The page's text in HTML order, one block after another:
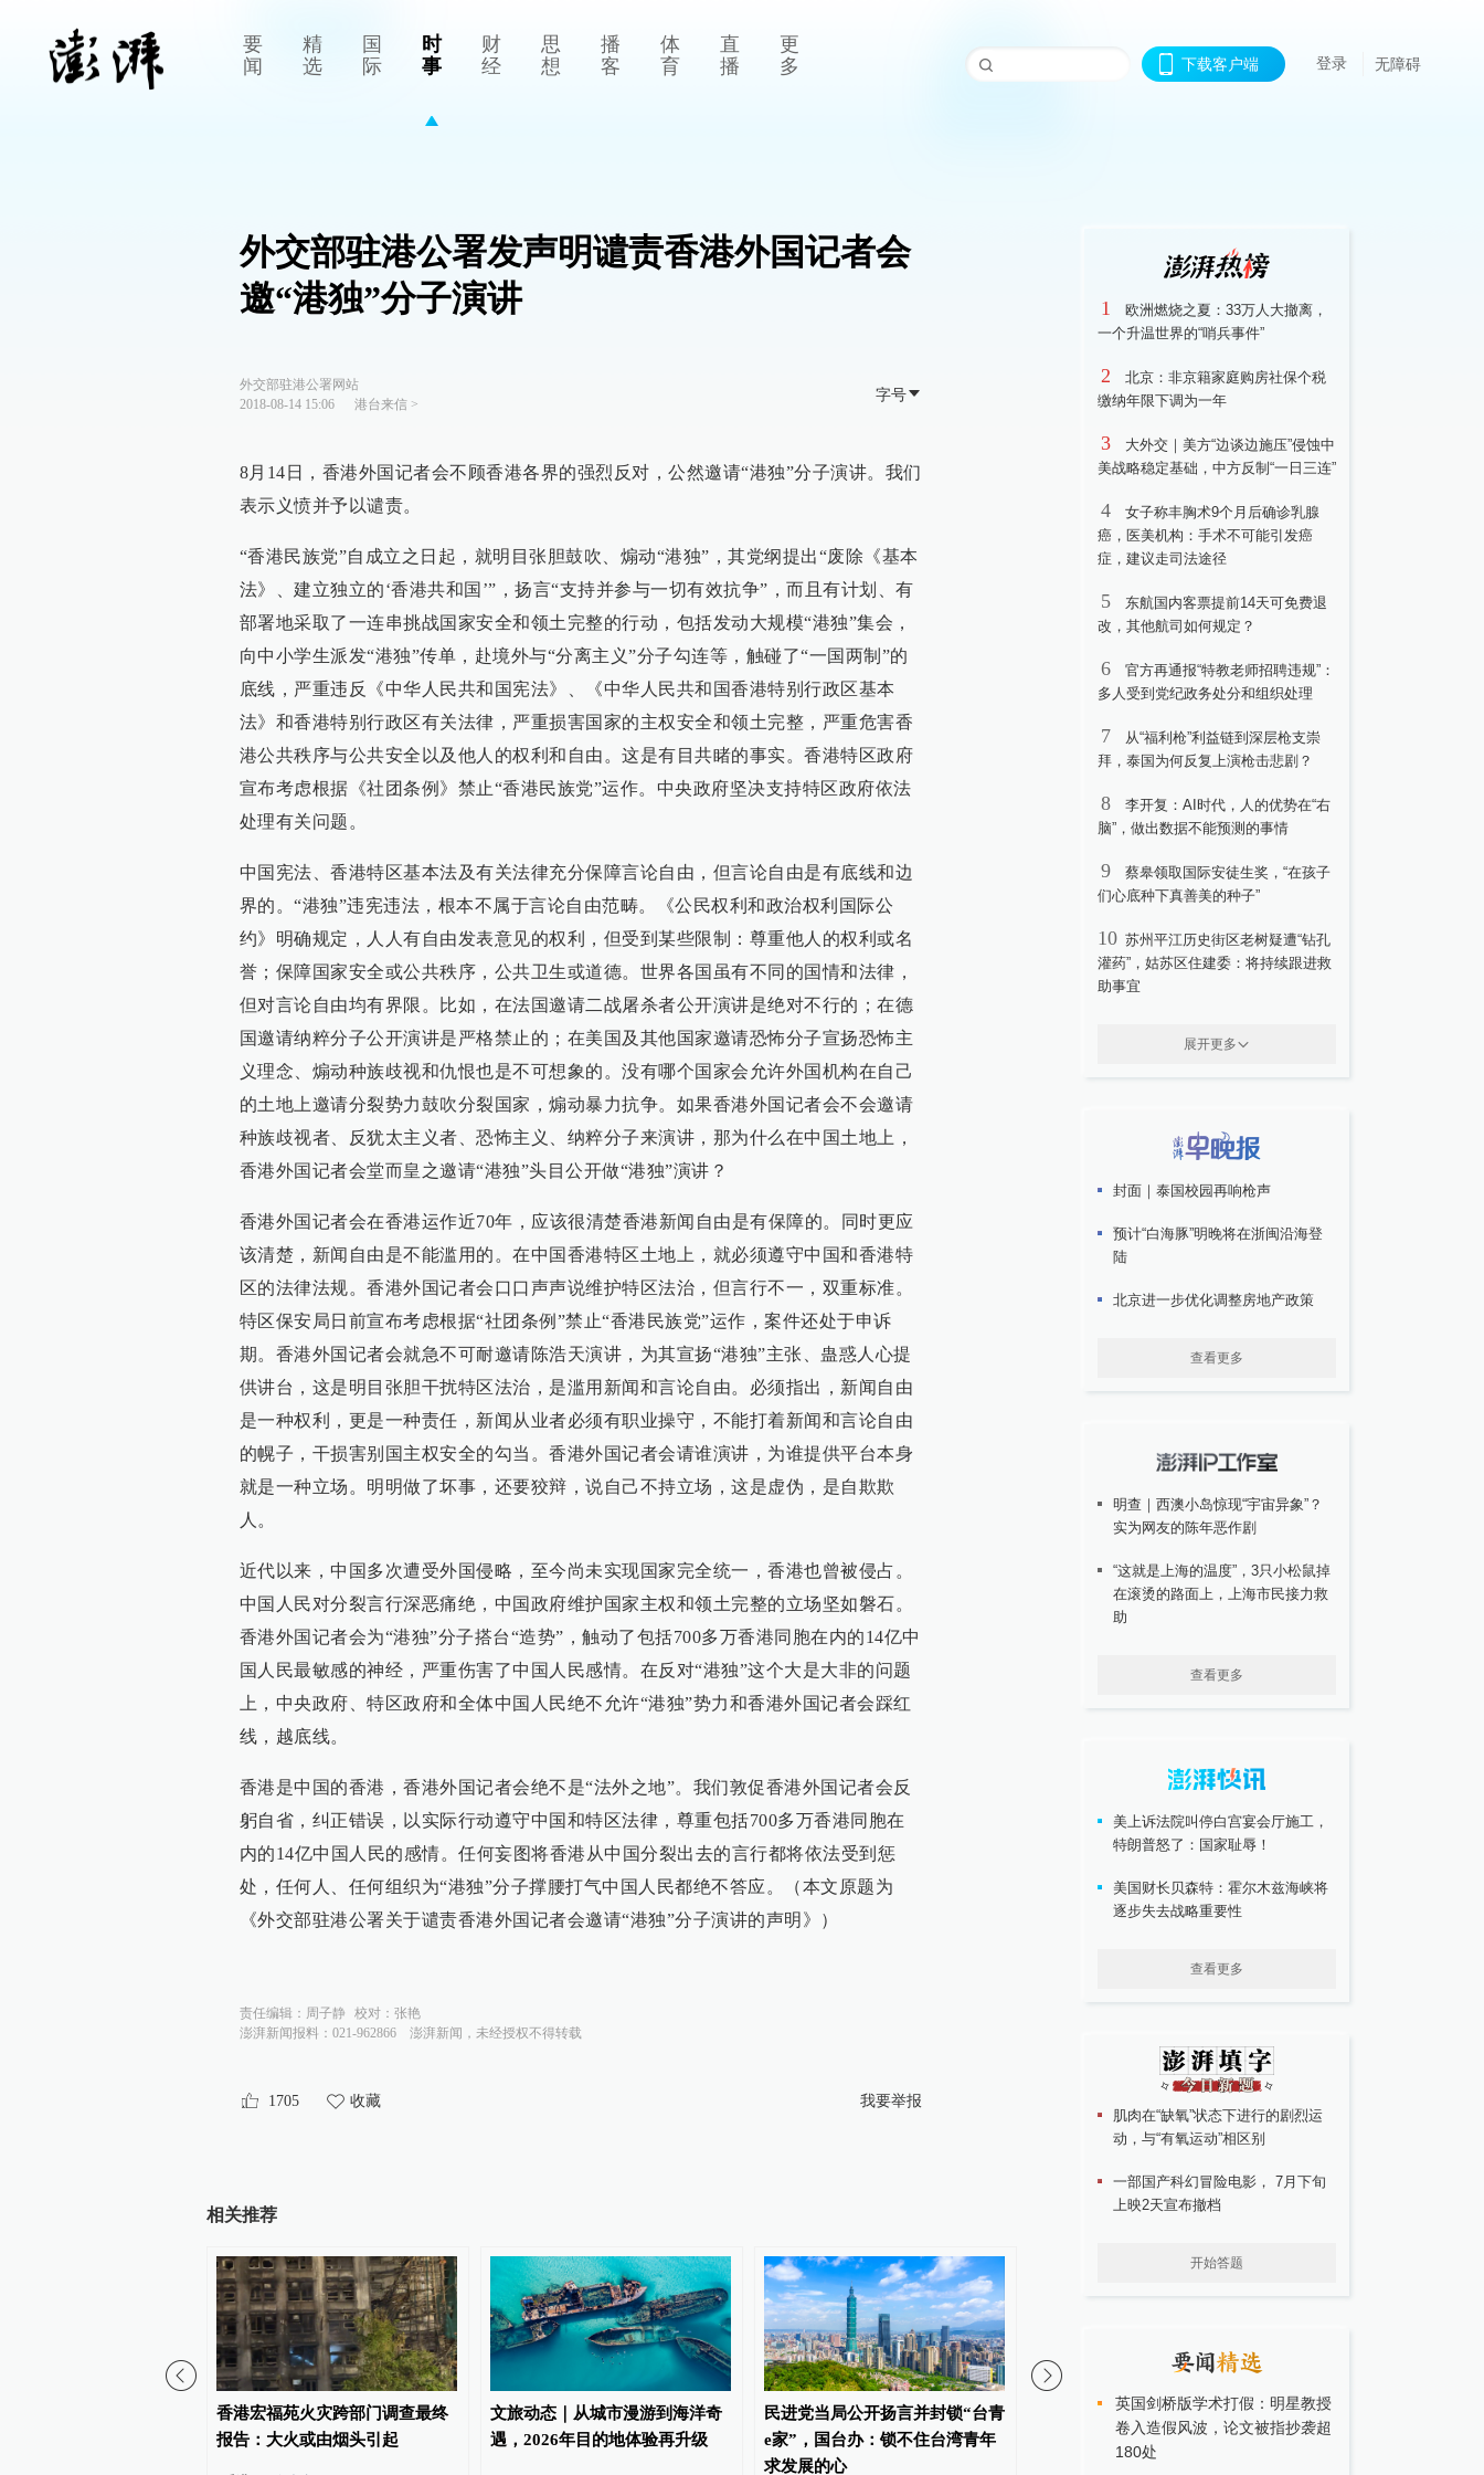
要
闻
精
选
国
际
时
事
财
经
思
想
播
客
体
育
直
播
更
多
下载客户端 登录 无障碍
外交部驻港公署发声明谴责香港外国记者会
邀“港独”分子演讲
外交部驻港公署网站
2018-08-14 15:06
港台来信>
字号
8月14日，香港外国记者会不顾香港各界的强烈反对，公然邀请“港独”分子演讲。我们
表示义愤并予以谴责。
“香港民族党”自成立之日起，就明目张胆鼓吹、煽动“港独”，其党纲提出“废除《基本
法》、建立独立的‘香港共和国’”，扬言“支持并参与一切有效抗争”，而且有计划、有
部署地采取了一连串挑战国家安全和领土完整的行动，包括发动大规模“港独”集会，
向中小学生派发“港独”传单，赴境外与“分离主义”分子勾连等，触碰了“一国两制”的
底线，严重违反《中华人民共和国宪法》、《中华人民共和国香港特别行政区基本
法》和香港特别行政区有关法律，严重损害国家的主权安全和领土完整，严重危害香
港公共秩序与公共安全以及他人的权利和自由。这是有目共睹的事实。香港特区政府
宣布考虑根据《社团条例》禁止“香港民族党”运作。中央政府坚决支持特区政府依法
处理有关问题。
中国宪法、香港特区基本法及有关法律充分保障言论自由，但言论自由是有底线和边
界的。“港独”违宪违法，根本不属于言论自由范畴。《公民权利和政治权利国际公
约》明确规定，人人有自由发表意见的权利，但受到某些限制：尊重他人的权利或名
誉；保障国家安全或公共秩序，公共卫生或道德。世界各国虽有不同的国情和法律，
但对言论自由均有界限。比如，在法国邀请二战屠杀者公开演讲是绝对不行的；在德
国邀请纳粹分子公开演讲是严格禁止的；在美国及其他国家邀请恐怖分子宣扬恐怖主
义理念、煽动种族歧视和仇恨也是不可想象的。没有哪个国家会允许外国机构在自己
的土地上邀请分裂势力鼓吹分裂国家，煽动暴力抗争。如果香港外国记者会不会邀请
种族歧视者、反犹太主义者、恐怖主义、纳粹分子来演讲，那为什么在中国土地上，
香港外国记者会堂而皇之邀请“港独”头目公开做“港独”演讲？
香港外国记者会在香港运作近70年，应该很清楚香港新闻自由是有保障的。同时更应
该清楚，新闻自由是不能滥用的。在中国香港特区土地上，就必须遵守中国和香港特
区的法律法规。香港外国记者会口口声声说维护特区法治，但言行不一，双重标准。
特区保安局日前宣布考虑根据“社团条例”禁止“香港民族党”运作，案件还处于申诉
期。香港外国记者会就急不可耐邀请陈浩天演讲，为其宣扬“港独”主张、蛊惑人心提
供讲台，这是明目张胆干扰特区法治，是滥用新闻和言论自由。必须指出，新闻自由
是一种权利，更是一种责任，新闻从业者必须有职业操守，不能打着新闻和言论自由
的幌子，干损害别国主权安全的勾当。香港外国记者会请谁演讲，为谁提供平台本身
就是一种立场。明明做了坏事，还要狡辩，说自己不持立场，这是虚伪，是自欺欺
人。
近代以来，中国多次遭受外国侵略，至今尚未实现国家完全统一，香港也曾被侵占。
中国人民对分裂言行深恶痛绝，中国政府维护国家主权和领土完整的立场坚如磐石。
香港外国记者会为“港独”分子搭台“造势”，触动了包括700多万香港同胞在内的14亿中
国人民最敏感的神经，严重伤害了中国人民感情。在反对“港独”这个大是大非的问题
上，中央政府、特区政府和全体中国人民绝不允许“港独”势力和香港外国记者会踩红
线，越底线。
香港是中国的香港，香港外国记者会绝不是“法外之地”。我们敦促香港外国记者会反
躬自省，纠正错误，以实际行动遵守中国和特区法律，尊重包括700多万香港同胞在
内的14亿中国人民的感情。任何妄图将香港从中国分裂出去的言行都将依法受到惩
处，任何人、任何组织为“港独”分子撑腰打气中国人民都绝不答应。（本文原题为
《外交部驻港公署关于谴责香港外国记者会邀请“港独”分子演讲的声明》）
责任编辑： 周子静 校对： 张艳
澎湃新闻报料：021-962866
澎湃新闻，未经授权不得转载
1705 收藏 我要举报
相关推荐
香港宏福苑火灾跨部门调查最终
报告：大火或由烟头引起
文旅动态｜从城市漫游到海洋奇
遇，2026年目的地体验再升级
民进党当局公开扬言并封锁“台青
e家”，国台办：锁不住台湾青年
求发展的心
知名经济学家、教育家、出版人
高希均辞世，享年90岁
台湾民间团体联合声明
声请解散统派政党
1
欧洲燃烧之夏：33万人大撤离，
一个升温世界的“哨兵事件”
2
北京：非京籍家庭购房社保个税
缴纳年限下调为一年
3
大外交｜美方“边谈边施压”侵蚀中
美战略稳定基础，中方反制“一日三连”
4
女子称丰胸术9个月后确诊乳腺
癌，医美机构：手术不可能引发癌
症，建议走司法途径
5
东航国内客票提前14天可免费退
改，其他航司如何规定？
6
官方再通报“特教老师招聘违规”：
多人受到党纪政务处分和组织处理
7
从“福利枪”利益链到深层枪支崇
拜，泰国为何反复上演枪击悲剧？
8
李开复：AI时代，人的优势在“右
脑”，做出数据不能预测的事情
9
蔡皋领取国际安徒生奖，“在孩子
们心底种下真善美的种子”
10 苏州平江历史街区老树疑遭“钻孔
灌药”，姑苏区住建委：将持续跟进救
助事宜
展开更多
封面｜泰国校园再响枪声
预计“白海豚”明晚将在浙闽沿海登
陆
北京进一步优化调整房地产政策
查看更多
明查｜西澳小岛惊现“宇宙异象”？
实为网友的陈年恶作剧
“这就是上海的温度”，3只小松鼠掉
在滚烫的路面上，上海市民接力救
助
查看更多
美上诉法院叫停白宫宴会厅施工，
特朗普怒了：国家耻辱！
美国财长贝森特：霍尔木兹海峡将
逐步失去战略重要性
查看更多
肌肉在“缺氧”状态下进行的剧烈运
动，与“有氧运动”相区别
一部国产科幻冒险电影， 7月下旬
上映2天宣布撤档
开始答题
英国剑桥版学术打假：明星教授
卷入造假风波，论文被指抄袭超
180处